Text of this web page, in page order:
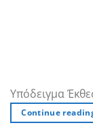
Υπόδειγμα
Continue